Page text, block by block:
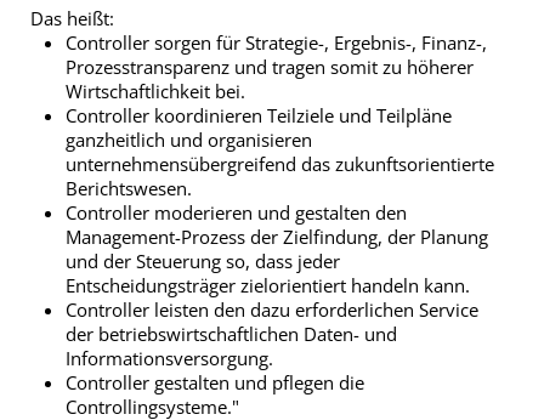
Das heißt:
Controller sorgen für Strategie-, Ergebnis-, Finanz-,
Prozesstransparenz und tragen somit zu höherer
Wirtschaftlichkeit bei.
Controller koordinieren Teilziele und Teilpläne
ganzheitlich und organisieren
unternehmensübergreifend das zukunftsorientierte
Berichtswesen.
Controller moderieren und gestalten den
Management-Prozess der Zielfindung, der Planung
und der Steuerung so, dass jeder
Entscheidungsträger zielorientiert handeln kann.
Controller leisten den dazu erforderlichen Service
der betriebswirtschaftlichen Daten- und
Informationsversorgung.
Controller gestalten und pflegen die
Controllingsysteme."